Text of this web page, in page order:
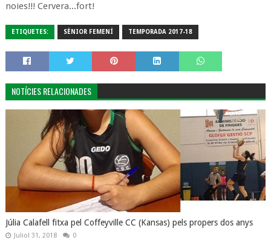
noies!!! Cervera...fort!
ETIQUETES: SÈNIOR FEMENÍ TEMPORADA 2017-18
NOTÍCIES RELACIONADES
Júlia Calafell fitxa pel Coffeyville CC (Kansas) pels propers dos anys
Juliol 31, 2018 0